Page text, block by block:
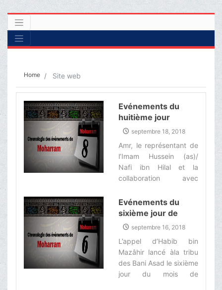
Home Site web
Evénements du
huitième jour
septembre 18, 2018
Amr, le représentant de
l’Imam Hussein (as)/
Nafi ibn Hilal et la
collaboration avec
distribution
d’eau/L’ultimatum du
prince des croyants (as)
àOmar ibn Sa’ad/La
parole de l’Imam
Hussein (as)
àHar’thimah ibn Salim.‌
Evénements du
sixième jour de
Moharram
septembre 16, 2018
L’appel d’Habib bin
Mazâhir lancé àla tribu
des Bani Asad le sixième
jour du mois de